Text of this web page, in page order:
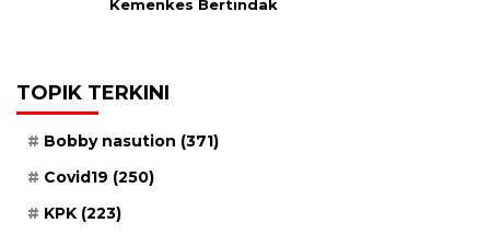
Kemenkes Bertindak
TOPIK TERKINI
Bobby nasution (371)
Covid19 (250)
KPK (223)